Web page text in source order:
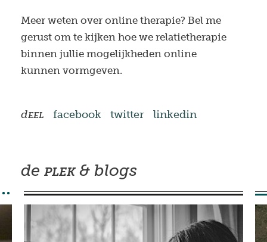
Meer weten over online therapie? Bel me
gerust om te kijken hoe we relatietherapie
binnen jullie mogelijkheden online
kunnen vormgeven.
dEEL facebook twitter linkedin
de PLEK& blogs